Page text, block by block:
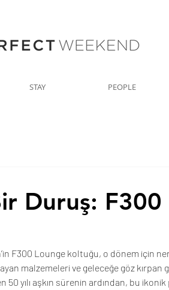
PEOPLE
STAY
Duruş: F300
F300 Lounge koltuğu, o dönem için
malzemeleri ve geleceğe göz
yılı aşkın sürenin ardından, bu ikonik